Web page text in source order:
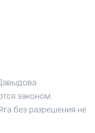
законом.
без разрешения не